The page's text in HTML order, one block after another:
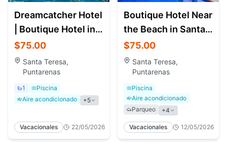
Dreamcatcher Hotel
| Boutique Hotel in
Santa Teresa, Costa
Rica 🌴
$75.00
Santa Teresa,
Puntarenas
1
Piscina
Aire acondicionado
+5
Vacacionales 22/05/2026
Boutique Hotel Near
the Beach in Santa
Teresa Costa Rica
$75.00
Santa Teresa,
Puntarenas
Piscina
Aire acondicionado
Parqueo
+4
Vacacionales 12/05/2026